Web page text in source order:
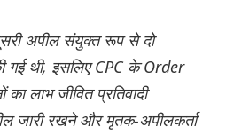
अपील संयुक्त रूप से दो
की गई थी, इसलिए CPC के Order
लाभ जीवित प्रतिवादी
जारी रखने और मृतक-अपीलकर्ता